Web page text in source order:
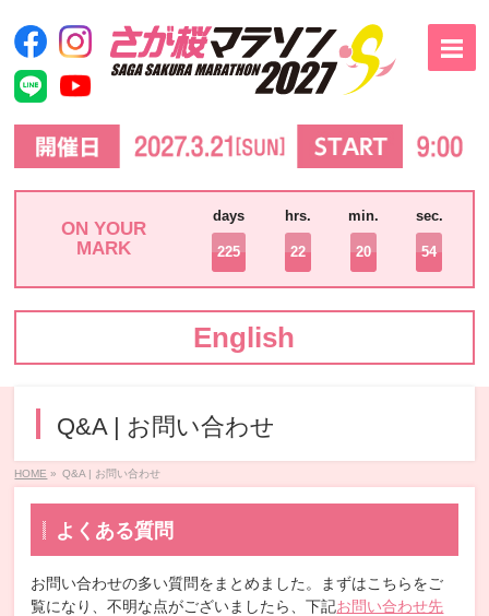
ON YOUR
MARK
days
225
hrs.
22
min.
20
sec.
53
English
Q&A | お問い合わせ
HOME » Q&A | お問い合わせ
よくある質問
お問い合わせの多い質問をまとめました。まずはこちらをご
覧になり、不明な点がございましたら、下記お問い合わせ先